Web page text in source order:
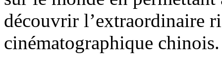
découvrir l’extraordinaire
cinématographique chinois.